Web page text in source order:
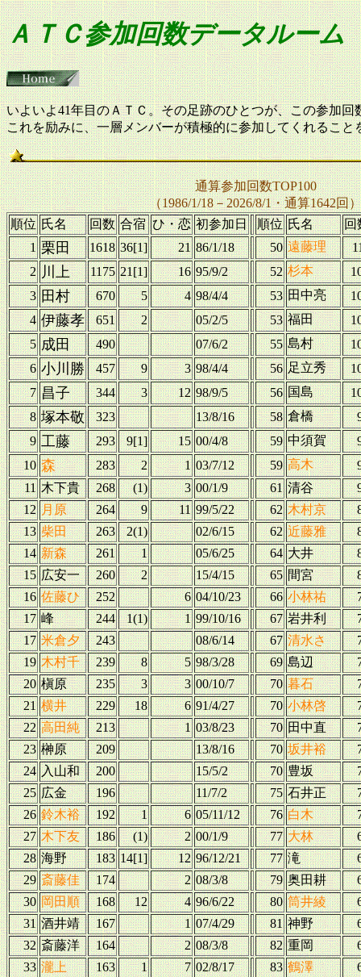
ＡＴＣ参加回数データルーム
いよいよ41年目のＡＴＣ。その足跡のひとつが、この参加回
これを励みに、一層メンバーが積極的に参加してくれること
通算参加回数TOP100
（1986/1/18－2026/8/1・通算1642回）
順位 氏名 回数 合宿 ひ・恋 初参加日 順位 氏名
回
1 栗田 1618 36[1] 21 86/1/18 50 遠藤理
2 川上 1175 21[1] 16 95/9/2 52 杉本
3 田村 670 5 4 98/4/4 53 田中亮
4 伊藤孝 651 2 05/2/5 53 福田
5 成田 490 07/6/2 55 島村
6 小川勝 457 9 3 98/4/4 56 足立秀
7 昌子 344 3 12 98/9/5 56 国島
8 塚本敬 323 13/8/16 58 倉橋
9 工藤 293 9[1] 15 00/4/8 59 中須賀
10 森 283 2 1 03/7/12 59 高木
11 木下貴 268 (1) 3 00/1/9 61 清谷
12 月原 264 9 11 99/5/22 62 木村京
13 柴田 263 2(1) 02/6/15 62 近藤雅
14 新森 261 1 05/6/25 64 大井
15 広安一 260 2 15/4/15 65 間宮
16 佐藤ひ 252 6 04/10/23 66 小林祐
17 峰 244 1(1) 1 99/10/16 67 岩井利
17 米倉夕 243 08/6/14 67 清水さ
19 木村千 239 8 5 98/3/28 69 島辺
20 槇原 235 3 3 00/10/7 70 暮石
21 横井 229 18 6 91/4/27 70 小林啓
22 高田純 213 1 03/8/23 70 田中直
23 榊原 209 13/8/16 70 坂井裕
24 入山和 200 15/5/2 70 豊坂
25 広金 196 11/7/2 75 石井正
26 鈴木裕 192 1 6 05/11/12 76 白木
27 木下友 186 (1) 2 00/1/9 77 大林
28 海野 183 14[1] 12 96/12/21 77 滝
29 斎藤佳 174 2 08/3/8 79 奥田耕
30 岡田順 168 12 4 96/6/22 80 筒井綾
31 酒井靖 167 1 07/4/29 81 神野
32 斎藤洋 164 2 08/3/8 82 重岡
33 瀧上 163 1 7 02/8/17 83 鶴澤